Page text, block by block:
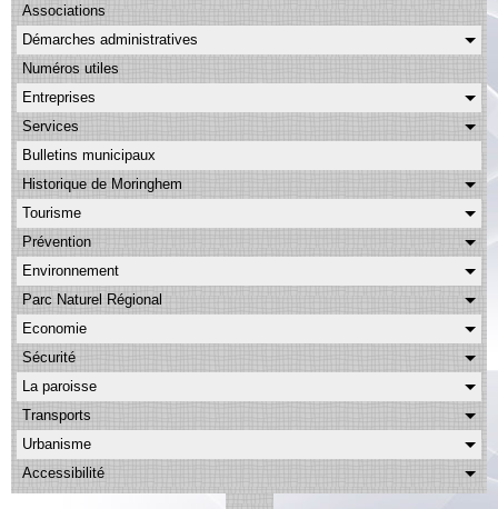
Urbanisme
Transports
Albums
Facebook
Contact
Associations
Démarches administratives
Numéros utiles
Entreprises
Services
Bulletins municipaux
Historique de Moringhem
Tourisme
Prévention
Environnement
Parc Naturel Régional
Economie
Sécurité
La paroisse
Transports
Urbanisme
Accessibilité